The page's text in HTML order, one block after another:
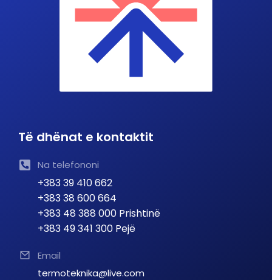
Të dhënat e kontaktit
Na telefononi
+383 39 410 662
+383 38 600 664
+383 48 388 000 Prishtinë
+383 49 341 300 Pejë
Email
termoteknika@live.com